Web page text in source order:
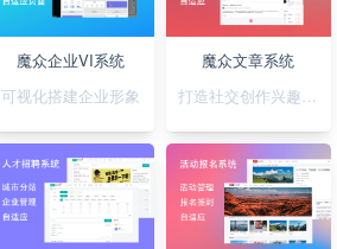
魔众企业VI系统
可视化搭建企业形象
魔众文章系统